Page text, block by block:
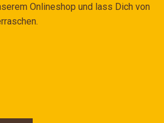
Onlineshop und lass Dich von